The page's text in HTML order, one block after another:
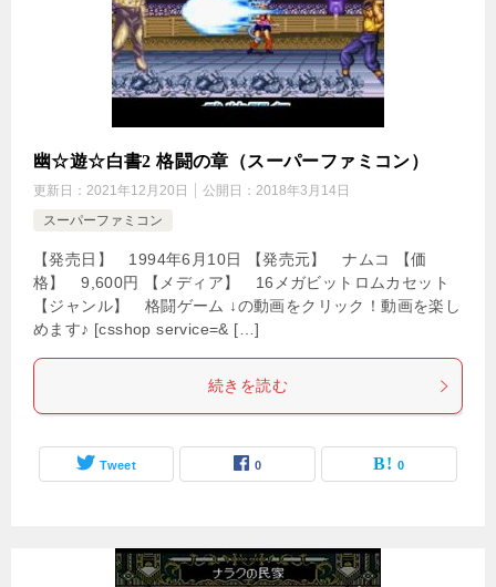
幽☆遊☆白書2 格闘の章（スーパーファミコン）
更新日： 2021年12月20日 公開日： 2018年3月14日
スーパーファミコン
【発売日】 1994年6月10日 【発売元】 ナムコ 【価
格】 9,600円 【メディア】 16メガビットロムカセット
【ジャンル】 格闘ゲーム ↓の動画をクリック！動画を楽し
めます♪ [csshop service=& […]
続きを読む
Tweet 0 0